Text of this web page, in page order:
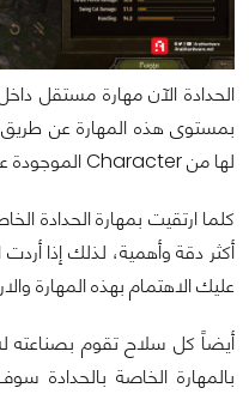
بمستوى هذه المهارة عن
لها من Character الموجودة على خريطة الـ Sandbox.
كلما ارتقيت بمهارة الحدادة
أكثر دقة وأهمية، لذلك إذا
عليك الاهتمام بهذه المهارة
أيضاً كل سلاح تقوم بصناعته
بالمهارة الخاصة بالحدادة